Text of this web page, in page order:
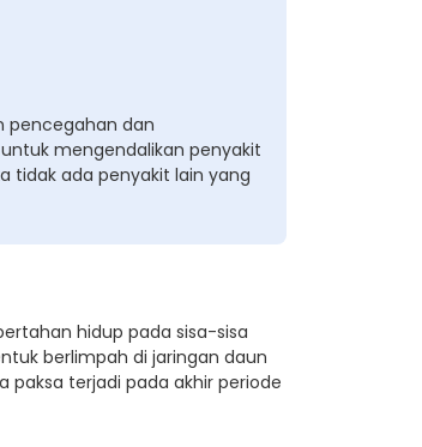
pencegahan dan
mengendalikan penyakit
tidak ada penyakit lain yang
hidup pada sisa-sisa
berlimpah di jaringan daun
paksa terjadi pada akhir periode